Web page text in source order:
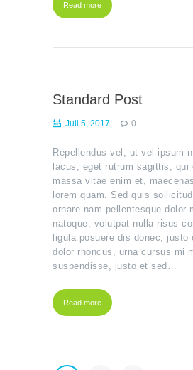
Read more
Standard Post
Juli 5, 2017 0
Repellendus vel, ut vel ipsum
lacus, eget rutrum sagittis, qui
massa vitae enim et,
lorem quam. Sed quis
ornare nam pellentesque dolor
natoque, volutpat nulla risus
ligula posuere dis donec, justo
dolor rhoncus, urna cursus mi
suspendisse, justo et sed…
Read more